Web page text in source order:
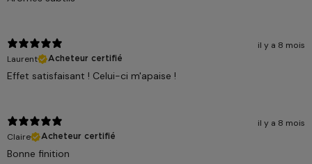
il y a 8 mois
Laurent
Acheteur certifié
Effet satisfaisant ! Celui-ci m'apaise !
il y a 8 mois
Claire
Acheteur certifié
Bonne finition